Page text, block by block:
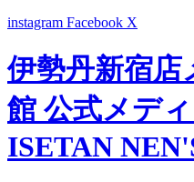
instagram Facebook X
伊勢丹新宿店
館 公式メデ
ISETAN